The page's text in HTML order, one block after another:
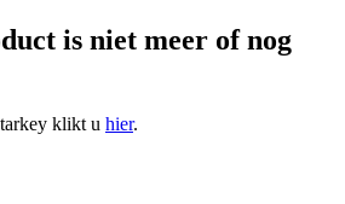
is niet meer of nog
klikt u hier.